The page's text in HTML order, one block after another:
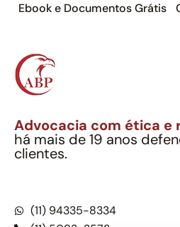
Ebook e Documentos Grátis
Advocacia com ética e
há mais de 19 anos
clientes.
(11) 94335-8334